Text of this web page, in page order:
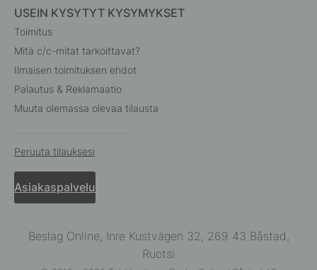
USEIN KYSYTYT KYSYMYKSET
Toimitus
Mitä c/c-mitat tarkoittavat?
Ilmaisen toimituksen ehdot
Palautus & Reklamaatio
Muuta olemassa olevaa tilausta
Peruuta tilauksesi
Asiakaspalvelu
Beslag Online, Inre Kustvägen 32, 269 43 Båstad,
Ruotsi